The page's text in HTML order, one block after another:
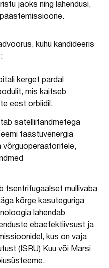
jaoks ning lahendusi,
kuhu kandideeris
kerget pardal
mis kaitseb
eest orbiidil.
satelliitandmetega
taastuvenergia
tsentrifugaalset mullivaba
kõrge kasuteguriga
lahendab
ebaefektiivsust ja
kus on vaja
(ISRU) Kuu või Marsi